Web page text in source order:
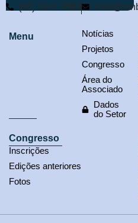
(61) 3321-9563
Menu
Notícias
Projetos
Congresso
Área do
Associado
Dados
do Setor
Congresso
Inscrições
Edições anteriores
Fotos